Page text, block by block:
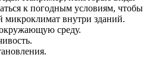
к погодным условиям, чтобы
внутри зданий.
среду.